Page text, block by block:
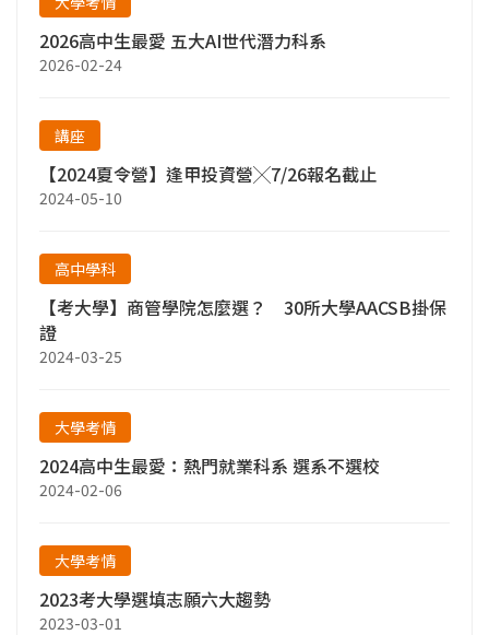
2026高中生最愛 五大AI世代潛力科系
2026-02-24
講座
【2024夏令營】逢甲投資營╳7/26報名截止
2024-05-10
高中學科
【考大學】商管學院怎麼選？ 30所大學AACSB掛保
證
2024-03-25
大學考情
2024高中生最愛：熱門就業科系 選系不選校
2024-02-06
大學考情
2023考大學選填志願六大趨勢
2023-03-01